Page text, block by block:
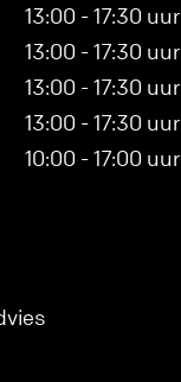
13:00 - 17:30 uur
13:00 - 17:30 uur
13:00 - 17:30 uur
13:00 - 17:30 uur
10:00 - 17:00 uur